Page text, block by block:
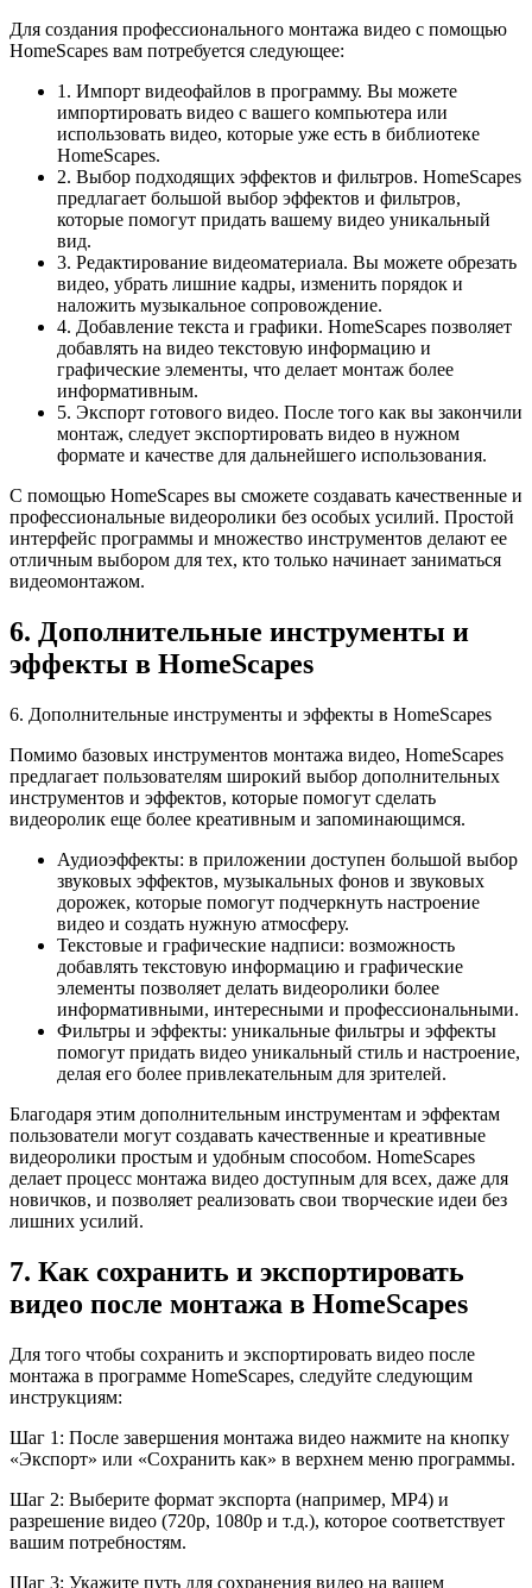
Для создания профессионального монтажа видео с помощью
HomeScapes вам потребуется следующее:
1. Импорт видеофайлов в программу. Вы можете
импортировать видео с вашего компьютера или
использовать видео, которые уже есть в библиотеке
HomeScapes.
2. Выбор подходящих эффектов и фильтров. HomeScapes
предлагает большой выбор эффектов и фильтров,
которые помогут придать вашему видео уникальный
вид.
3. Редактирование видеоматериала. Вы можете обрезать
видео, убрать лишние кадры, изменить порядок и
наложить музыкальное сопровождение.
4. Добавление текста и графики. HomeScapes позволяет
добавлять на видео текстовую информацию и
графические элементы, что делает монтаж более
информативным.
5. Экспорт готового видео. После того как вы закончили
монтаж, следует экспортировать видео в нужном
формате и качестве для дальнейшего использования.
С помощью HomeScapes вы сможете создавать качественные и
профессиональные видеоролики без особых усилий. Простой
интерфейс программы и множество инструментов делают ее
отличным выбором для тех, кто только начинает заниматься
видеомонтажом.
6. Дополнительные инструменты и
эффекты в HomeScapes
6. Дополнительные инструменты и эффекты в HomeScapes
Помимо базовых инструментов монтажа видео, HomeScapes
предлагает пользователям широкий выбор дополнительных
инструментов и эффектов, которые помогут сделать
видеоролик еще более креативным и запоминающимся.
Аудиоэффекты: в приложении доступен большой выбор
звуковых эффектов, музыкальных фонов и звуковых
дорожек, которые помогут подчеркнуть настроение
видео и создать нужную атмосферу.
Текстовые и графические надписи: возможность
добавлять текстовую информацию и графические
элементы позволяет делать видеоролики более
информативными, интересными и профессиональными.
Фильтры и эффекты: уникальные фильтры и эффекты
помогут придать видео уникальный стиль и настроение,
делая его более привлекательным для зрителей.
Благодаря этим дополнительным инструментам и эффектам
пользователи могут создавать качественные и креативные
видеоролики простым и удобным способом. HomeScapes
делает процесс монтажа видео доступным для всех, даже для
новичков, и позволяет реализовать свои творческие идеи без
лишних усилий.
7. Как сохранить и экспортировать
видео после монтажа в HomeScapes
Для того чтобы сохранить и экспортировать видео после
монтажа в программе HomeScapes, следуйте следующим
инструкциям:
Шаг 1: После завершения монтажа видео нажмите на кнопку
«Экспорт» или «Сохранить как» в верхнем меню программы.
Шаг 2: Выберите формат экспорта (например, MP4) и
разрешение видео (720p, 1080p и т.д.), которое соответствует
вашим потребностям.
Шаг 3: Укажите путь для сохранения видео на вашем